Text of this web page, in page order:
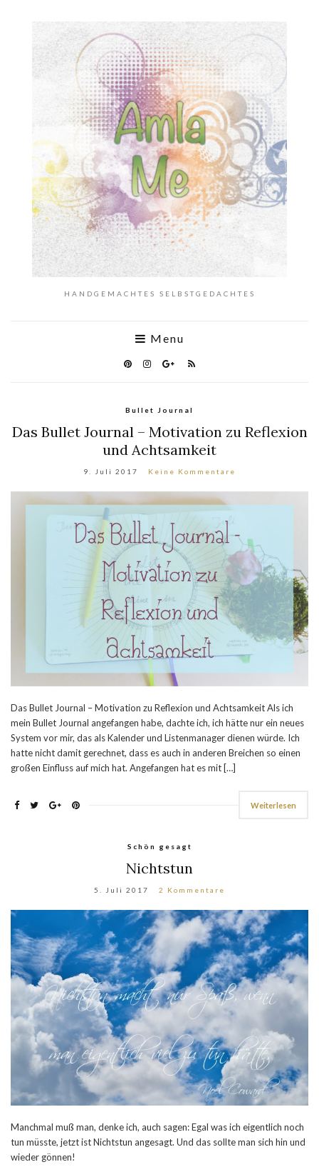
HANDGEMACHTES SELBSTGEDACHTES
Menu
Bullet Journal
Das Bullet Journal – Motivation zu Reflexion
und Achtsamkeit
9. Juli 2017 Keine Kommentare
Das Bullet Journal – Motivation zu Reflexion und Achtsamkeit Als ich
mein Bullet Journal angefangen habe, dachte ich, ich hätte nur ein neues
System vor mir, das als Kalender und Listenmanager dienen würde. Ich
hatte nicht damit gerechnet, dass es auch in anderen Breichen so einen
großen Einfluss auf mich hat. Angefangen hat es mit […]
Weiterlesen
Schön gesagt
Nichtstun
5. Juli 2017 2 Kommentare
Manchmal muß man, denke ich, auch sagen: Egal was ich eigentlich noch
tun müsste, jetzt ist Nichtstun angesagt. Und das sollte man sich hin und
wieder gönnen!